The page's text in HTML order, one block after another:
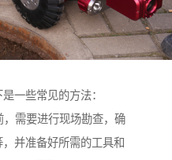
一些常见的方法：
需要进行现场勘查，确
并准备好所需的工具和